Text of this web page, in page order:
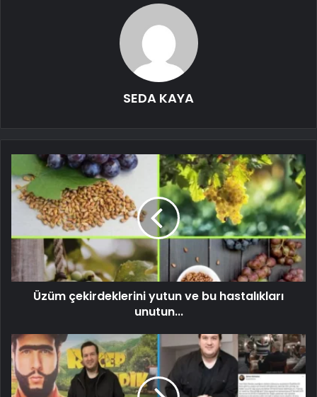
SEDA KAYA
Üzüm çekirdeklerini yutun ve bu hastalıkları
unutun...